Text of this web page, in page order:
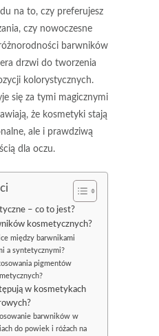
na to, czy preferujesz
czy nowoczesne
barwników
drzwi do tworzenia
kolorystycznych.
się za tymi magicznymi
że kosmetyki stają
ale i prawdziwą
dla oczu.
– co to jest?
kosmetycznych?
między barwnikami
a syntetycznymi?
pigmentów
w kosmetykach
barwników w
do powiek i różach na